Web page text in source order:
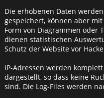
Die erhobenen Daten
gespeichert, können aber
Form von Diagrammen oder
dienen statistischen
Schutz der Website vor
IP-Adressen werden
dargestellt, so dass keine
sind. Die Log-Files werden